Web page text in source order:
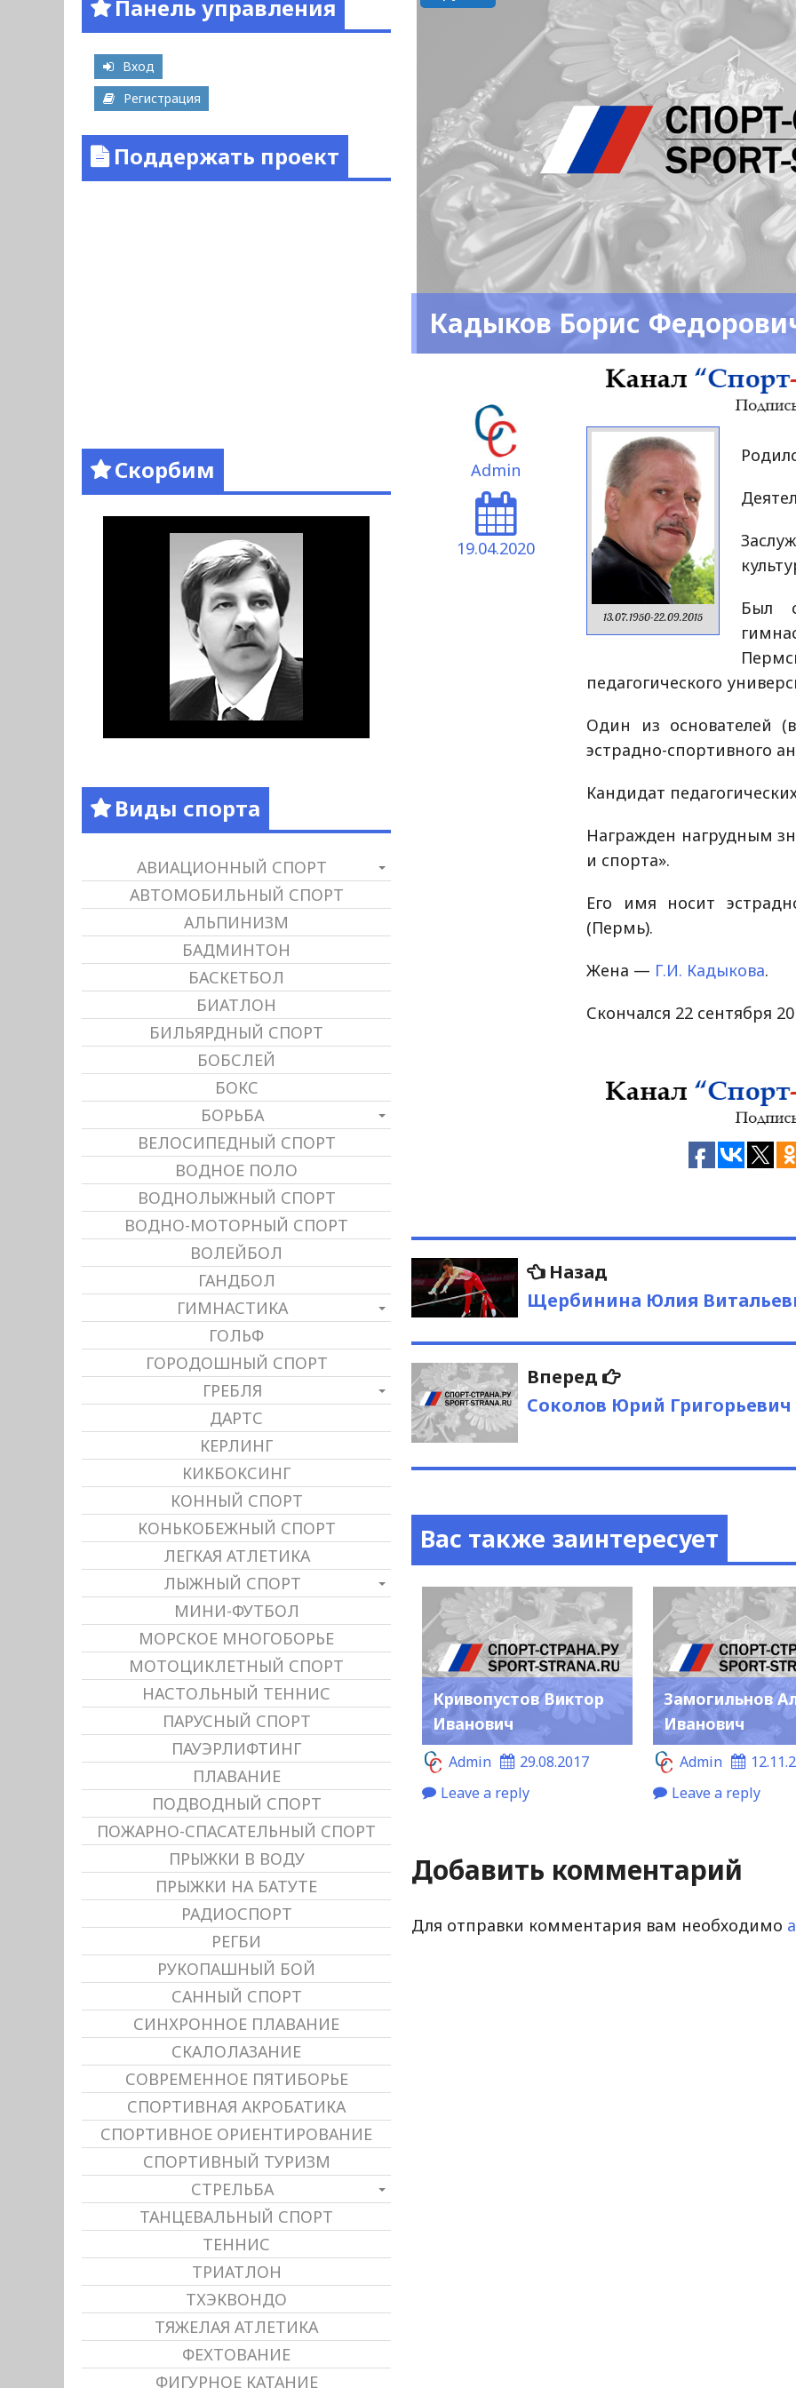
Кадыков Борис
Admin
19.04.2020
13.07.1950-22.09.2015
Был
педагогического
Один из основателей
эстрадно-спортивного
Кандидат
Награжден нагрудным
и спорта».
Его имя носит
(Пермь).
Жена — Г.И. Кадыкова.
Скончался 22 сентября
Навигация
по
записям
Назад
запись:
Щербинина Юлия
Вперед
Следующая
запись:
Соколов Юрий Григорьевич
Вас также заинтересует
Кривопустов Виктор
Иванович
Admin
29.08.2017
Leave a reply
Замогильнов
Иванович
Admin
Leave a reply
Добавить комментарий
Для отправки комментария вам необходимо
Панель управления
Вход
Регистрация
Поддержать проект
Скорбим
Виды спорта
АВИАЦИОННЫЙ СПОРТ
АВТОМОБИЛЬНЫЙ СПОРТ
АЛЬПИНИЗМ
БАДМИНТОН
БАСКЕТБОЛ
БИАТЛОН
БИЛЬЯРДНЫЙ СПОРТ
БОБСЛЕЙ
БОКС
БОРЬБА
ВЕЛОСИПЕДНЫЙ СПОРТ
ВОДНОЕ ПОЛО
ВОДНОЛЫЖНЫЙ СПОРТ
ВОДНО-МОТОРНЫЙ СПОРТ
ВОЛЕЙБОЛ
ГАНДБОЛ
ГИМНАСТИКА
ГОЛЬФ
ГОРОДОШНЫЙ СПОРТ
ГРЕБЛЯ
ДАРТС
КЕРЛИНГ
КИКБОКСИНГ
КОННЫЙ СПОРТ
КОНЬКОБЕЖНЫЙ СПОРТ
ЛЕГКАЯ АТЛЕТИКА
ЛЫЖНЫЙ СПОРТ
МИНИ-ФУТБОЛ
МОРСКОЕ МНОГОБОРЬЕ
МОТОЦИКЛЕТНЫЙ СПОРТ
НАСТОЛЬНЫЙ ТЕННИС
ПАРУСНЫЙ СПОРТ
ПАУЭРЛИФТИНГ
ПЛАВАНИЕ
ПОДВОДНЫЙ СПОРТ
ПОЖАРНО-СПАСАТЕЛЬНЫЙ СПОРТ
ПРЫЖКИ В ВОДУ
ПРЫЖКИ НА БАТУТЕ
РАДИОСПОРТ
РЕГБИ
РУКОПАШНЫЙ БОЙ
САННЫЙ СПОРТ
СИНХРОННОЕ ПЛАВАНИЕ
СКАЛОЛАЗАНИЕ
СОВРЕМЕННОЕ ПЯТИБОРЬЕ
СПОРТИВНАЯ АКРОБАТИКА
СПОРТИВНОЕ ОРИЕНТИРОВАНИЕ
СПОРТИВНЫЙ ТУРИЗМ
СТРЕЛЬБА
ТАНЦЕВАЛЬНЫЙ СПОРТ
ТЕННИС
ТРИАТЛОН
ТХЭКВОНДО
ТЯЖЕЛАЯ АТЛЕТИКА
ФЕХТОВАНИЕ
ФИГУРНОЕ КАТАНИЕ